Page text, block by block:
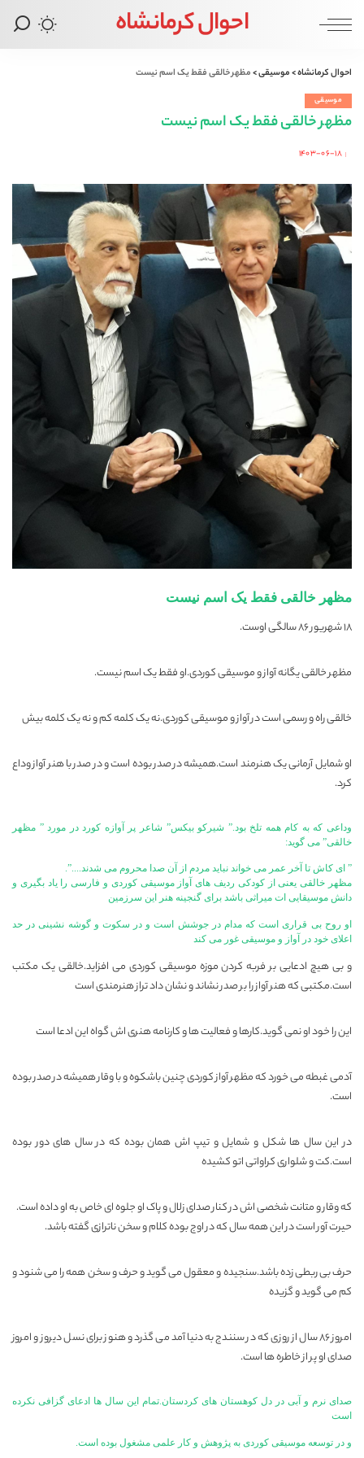
احوال کرمانشاه
احوال کرمانشاه>موسیقی>مظهر خالقی فقط یک اسم نیست
موسیقی
مظهر خالقی فقط یک اسم نیست
Posted
۱۴۰۳-۰۶-۱۸
مظهر خالقی فقط یک اسم نیست
۱۸ شهریور ۸۶ سالگی اوست.
مظهر خالقی یگانه آواز و موسیقی کوردی.او فقط یک اسم نیست.
خالقی راه و رسمی است در آواز و موسیقی کوردی.نه یک کلمه کم و نه یک کلمه بیش
او شمایل آرمانی یک هنرمند است.همیشه در صدر بوده است و در صدر با هنر آواز وداع
کرد.
وداعی که به کام همه تلخ بود.” شیرکو بیکس” شاعر پر آوازه کورد در مورد ” مظهر
خالقی” می گوید:
” ای کاش تا آخر عمر می خواند نباید مردم از آن صدا محروم می شدند..‌‌‌‌..”.
مظهر خالقی یعنی از کودکی ردیف های آواز موسیقی کوردی و فارسی را یاد بگیری و
دانش موسیقایی ات میراثی باشد برای گنجینه هنر این سرزمین
او روح بی قراری است که مدام در جوشش است و در سکوت و گوشه نشینی در حد
اعلای خود در آواز و موسیقی غور می کند
و بی هیچ ادعایی بر فربه کردن موزه موسیقی کوردی می افزاید.خالقی یک مکتب
است.مکتبی که هنر آواز را بر صدر نشاند و نشان داد تراز هنرمندی است
این را خود او نمی گوید.کارها و فعالیت ها و کارنامه هنری اش گواه این ادعا است
آدمی غبطه می خورد که مظهر آواز کوردی چنین باشکوه و با وقار همیشه در صدر بوده
است.
در این سال ها شکل و شمایل و تیپ اش همان بوده که در سال های دور بوده
است.کت و شلواری کراواتی اتو کشیده
که وقار و متانت شخصی اش در کنار صدای زلال و پاک او جلوه ای خاص به او داده است.
حیرت آور است در این همه سال که در اوج بوده کلام و سخن ناترازی گفته باشد.
حرف بی ربطی زده باشد.سنجیده و معقول می گوید و حرف و سخن همه را می شنود و
کم می گوید و گزیده
امروز ۸۶ سال از روزی که در سنندج به دنیا آمد می گذرد و هنوز برای نسل دیروز و امروز
صدای او پر از خاطره ها است.
صدای نرم و آبی در دل کوهستان های کردستان.تمام این سال ها ادعای گزافی نکرده
است
و در توسعه موسیقی کوردی به پژوهش و کار علمی مشغول بوده است.